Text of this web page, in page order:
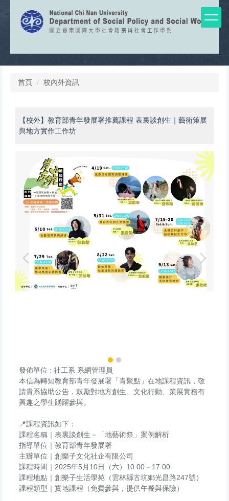
首頁
校內外資訊
【校外】教育部青年發展署推薦課程 表裏談創生｜藝術策展
與地方實作工作坊
發佈單位 : 社工系 系網管理員
本信為轉知教育部青年發展署「青聚點」在地課程資訊， 敬
請貴系協助公告，鼓勵對地方創生、文化行動、 策展實務有
興趣之學生踴躍參與。
📍課程資訊如下：
課程名稱｜表裏談創生－「地藝術祭」案例解析
指導單位｜教育部青年發展署
主辦單位｜創樂子文化社企有限公司
課程時間｜2025年5月10日（六）10:00－17:00
課程地點｜創樂子生活學苑（雲林縣古坑鄉光昌路247號）
課程類型｜實地課程（免費參與，提供午餐與保險）